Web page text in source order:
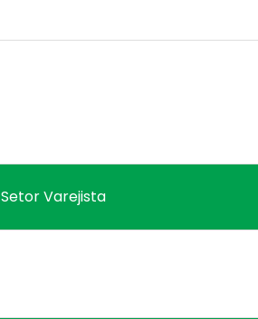
Setor Varejista